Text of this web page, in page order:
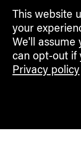
This website
your
We'll assume
can opt-out if
Privacy policy